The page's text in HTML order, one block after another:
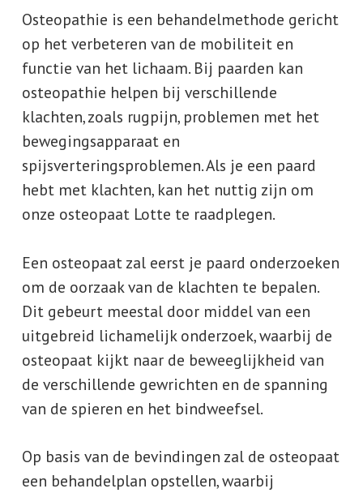
Osteopathie is een behandelmethode gericht
op het verbeteren van de mobiliteit en
functie van het lichaam. Bij paarden kan
osteopathie helpen bij verschillende
klachten, zoals rugpijn, problemen met het
bewegingsapparaat en
spijsverteringsproblemen. Als je een paard
hebt met klachten, kan het nuttig zijn om
onze osteopaat Lotte te raadplegen.
Een osteopaat zal eerst je paard onderzoeken
om de oorzaak van de klachten te bepalen.
Dit gebeurt meestal door middel van een
uitgebreid lichamelijk onderzoek, waarbij de
osteopaat kijkt naar de beweeglijkheid van
de verschillende gewrichten en de spanning
van de spieren en het bindweefsel.
Op basis van de bevindingen zal de osteopaat
een behandelplan opstellen, waarbij